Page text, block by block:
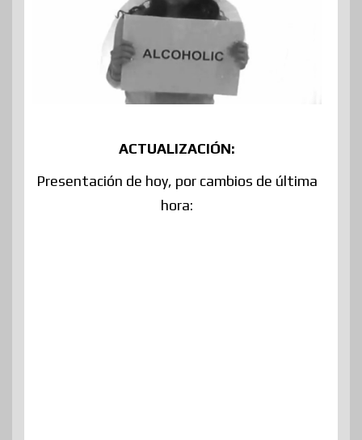
ACTUALIZACIÓN:
Presentación de hoy, por cambios de última
hora: